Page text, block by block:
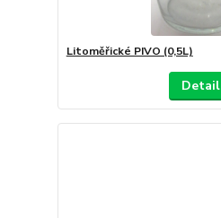
Litoměřické PIVO (0,5L)
Detail